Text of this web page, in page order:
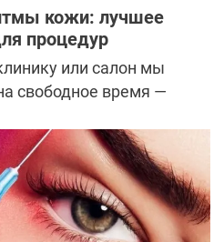
кожи: лучшее
процедур
или салон мы
свободное время —
эффект от
учитывать
нашей кожи.
это такое и как ими
пользоваться.